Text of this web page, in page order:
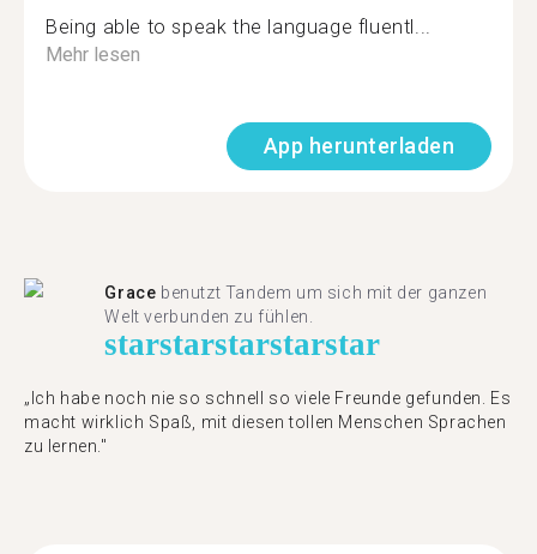
Being able to speak the language fluentl...
Mehr lesen
App herunterladen
Grace benutzt Tandem um sich mit der ganzen
Welt verbunden zu fühlen.
starstarstarstarstar
„Ich habe noch nie so schnell so viele Freunde gefunden. Es
macht wirklich Spaß, mit diesen tollen Menschen Sprachen
zu lernen."